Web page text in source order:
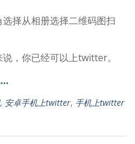
择从相册选择二维码图扫
，你已经可以上twitter。
, 安卓手机上twitter, 手机上twitter